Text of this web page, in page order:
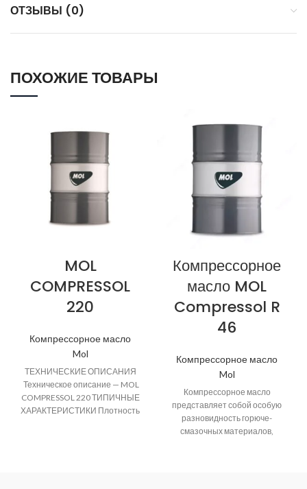
ОТЗЫВЫ (0)
ПОХОЖИЕ ТОВАРЫ
MOL
COMPRESSOL
220
Компрессорное масло
Mol
ТЕХНИЧЕСКИЕ ОПИСАНИЯ
Техническое описание — MOL
COMPRESSOL 220 ТИПИЧНЫЕ
ХАРАКТЕРИСТИКИ Плотность
Компрессорное
масло MOL
Compressol R
46
Компрессорное масло
Mol
Компрессорное масло
представляет собой особую
разновидность горюче-
смазочных материалов,